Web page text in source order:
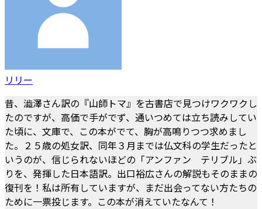
リリー
昔、澁澤さん訳の『山師トマ』を古書店で見つけワクワクし
たのですが、高価で手がでず、通いつめては立ち読みしてい
た頃に、文庫で、この本がでて、胸が高鳴りつつ求めまし
た。２５歳の処女訳、同年３月までは仏文科の学生だったと
いうのが、信じられないほどの「アンファン テリブル」ぶ
りを、発揮した日本語訳。出口裕広さんの解説もそのままの
復刊を！私は所有していますが、まだ出会ってない方たちの
ために一票投じます。この本が消えていたなんて！